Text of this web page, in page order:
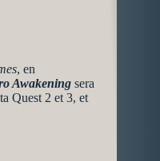
, en
Awakening sera
Quest 2 et 3, et